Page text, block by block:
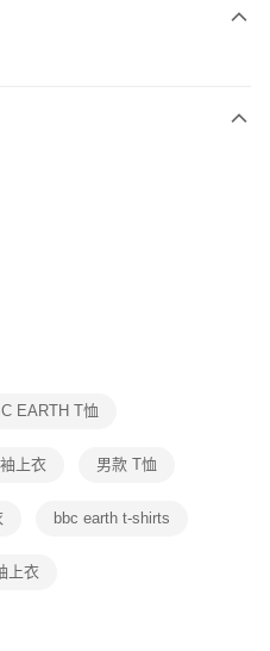
。
後，將跳轉至「AFTEE先享後付」
簡訊。
簡訊中的連結，可透過四大超商／
方視為交易完成。
」之結帳頁面顯示為準，若有關於
關疑問，請聯繫「AFTEE先享後付
support/home
之「AFTEE先享後付」服務完成之交
理人或監護人之同意方可使用
個別帳號之用戶狀況，依本公司即
)免運費
)免運費
)免運費
EARTH T恤
上衣 男款 T恤
bbc earth t-shirts
上衣